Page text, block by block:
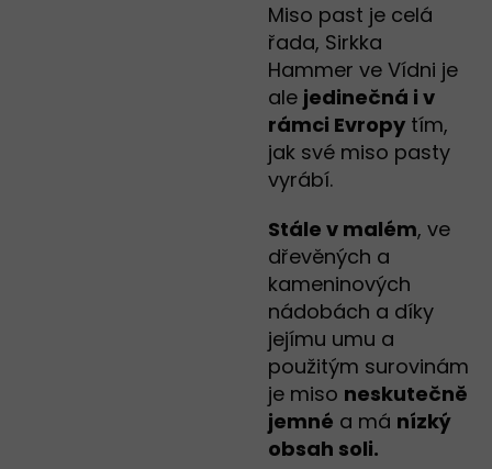
Miso past je celá
řada, Sirkka
Hammer ve Vídni je
ale jedinečná i v
rámci Evropy tím,
jak své miso pasty
vyrábí.
Stále v malém, ve
dřevěných a
kameninových
nádobách a díky
jejímu umu a
použitým surovinám
je miso neskutečně
jemné a má nízký
obsah soli.